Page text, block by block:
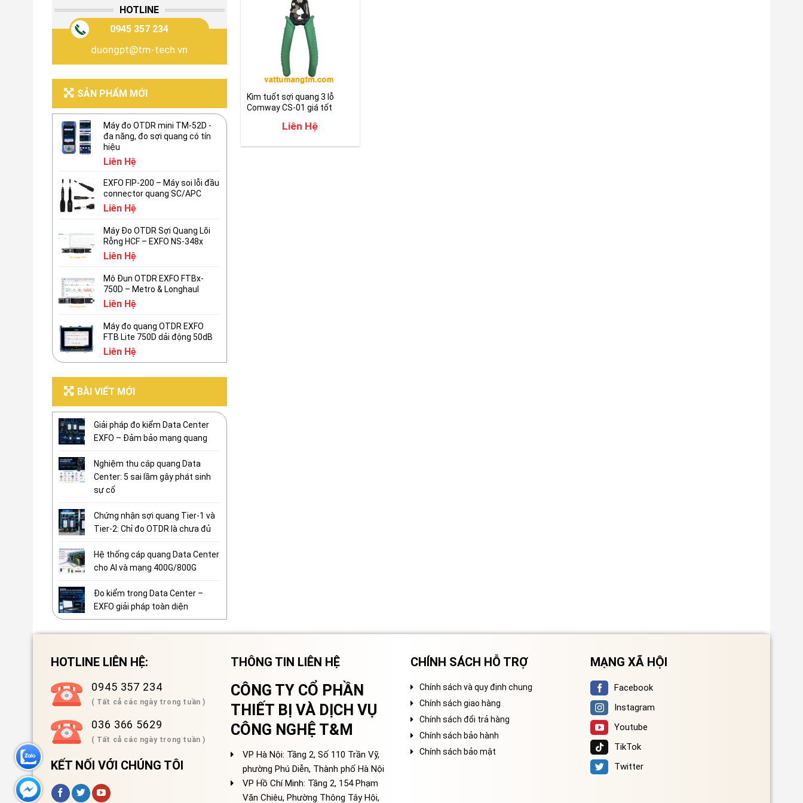
HOTLINE
0945 357 234
duongpt@tm-tech.vn
SẢN PHẨM MỚI
Máy đo OTDR mini TM-52D -
đa năng, đo sợi quang có tín
hiệu
Liên Hệ
EXFO FIP-200 – Máy soi lỗi đầu
connector quang SC/APC
Liên Hệ
Máy Đo OTDR Sợi Quang Lõi
Rỗng HCF – EXFO NS-348x
Liên Hệ
Mô Đun OTDR EXFO FTBx-
750D – Metro & Longhaul
Liên Hệ
Máy đo quang OTDR EXFO
FTB Lite 750D dải động 50dB
Liên Hệ
BÀI VIẾT MỚI
Giải pháp đo kiểm Data Center
EXFO – Đảm bảo mạng quang
Nghiệm thu cáp quang Data
Center: 5 sai lầm gây phát sinh
sự cố
Chứng nhận sợi quang Tier-1 và
Tier-2: Chỉ đo OTDR là chưa đủ
Hệ thống cáp quang Data Center
cho AI và mạng 400G/800G
Đo kiểm trong Data Center –
EXFO giải pháp toàn diện
Kìm tuốt sợi quang 3 lỗ
Comway CS-01 giá tốt
Liên Hệ
HOTLINE LIÊN HỆ:
0945 357 234
( Tất cả các ngày trong tuần )
036 366 5629
( Tất cả các ngày trong tuần )
KẾT NỐI VỚI CHÚNG TÔI
THÔNG TIN LIÊN HỆ
CÔNG TY CỔ PHẦN
THIẾT BỊ VÀ DỊCH VỤ
CÔNG NGHỆ T&M
VP Hà Nội: Tầng 2, Số 110 Trần Vỹ,
phường Phú Diễn, Thành phố Hà Nội
VP Hồ Chí Minh: Tầng 2, 154 Phạm
Văn Chiêu, Phường Thông Tây Hội,
CHÍNH SÁCH HỖ TRỢ
Chính sách và quy định chung
Chính sách giao hàng
Chính sách đổi trả hàng
Chính sách bảo hành
Chính sách bảo mật
MẠNG XÃ HỘI
Facebook
Instagram
Youtube
TikTok
Twitter